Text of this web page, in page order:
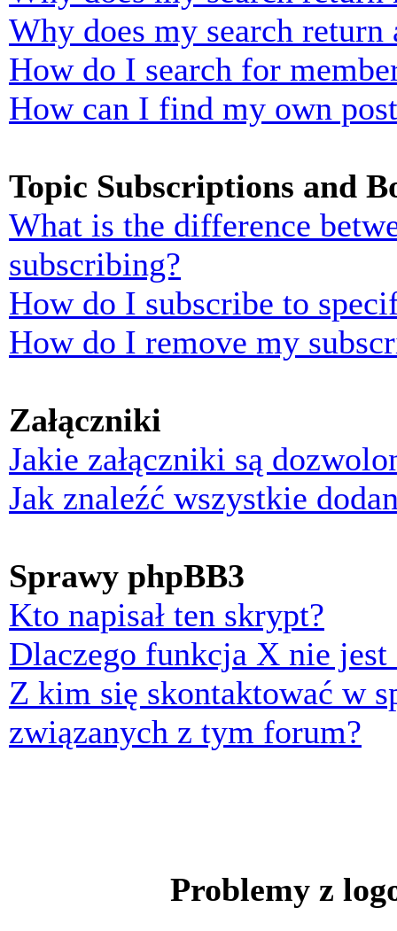
Why does my search return
How do I search for
How can I find my own
Topic Subscriptions and
What is the difference
subscribing?
How do I subscribe to
How do I remove my
Załączniki
Jakie załączniki są
Jak znaleźć wszystkie
Sprawy phpBB3
Kto napisał ten skrypt?
Dlaczego funkcja X nie jest
Z kim się skontaktować w
związanych z tym forum?
Problemy z